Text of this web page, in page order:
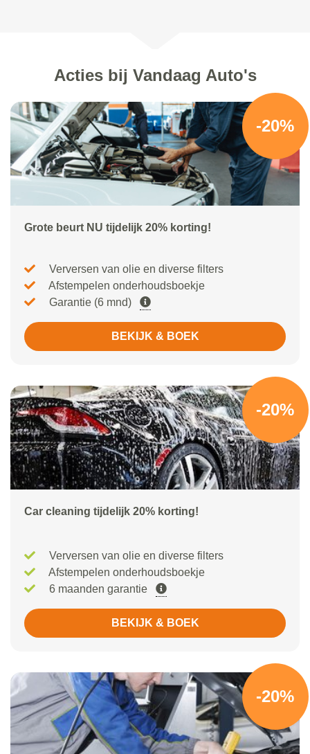
Acties bij Vandaag Auto's
-20%
Grote beurt NU tijdelijk 20% korting!
Verversen van olie en diverse filters
Afstempelen onderhoudsboekje
Garantie (6 mnd)
BEKIJK & BOEK
-20%
Car cleaning tijdelijk 20% korting!
Verversen van olie en diverse filters
Afstempelen onderhoudsboekje
6 maanden garantie
BEKIJK & BOEK
-20%